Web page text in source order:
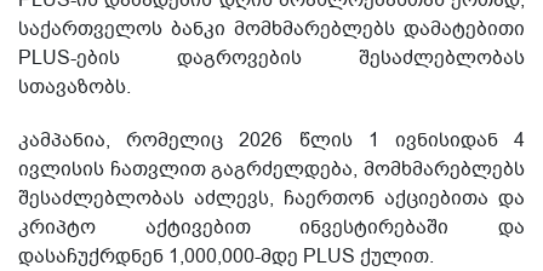
საქართველოს ბანკი მომხმარებლებს დამატებითი
PLUS-ების დაგროვების შესაძლებლობას
სთავაზობს.
კამპანია, რომელიც 2026 წლის 1 ივნისიდან 4
ივლისის ჩათვლით გაგრძელდება, მომხმარებლებს
შესაძლებლობას აძლევს, ჩაერთონ აქციებითა და
კრიპტო აქტივებით ინვესტირებაში და
დასაჩუქრდნენ 1,000,000-მდე PLUS ქულით.